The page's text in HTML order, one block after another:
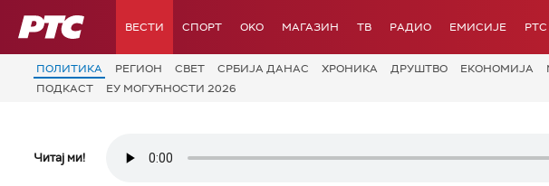
РТС ВЕСТИ СПОРТ OKO МАГАЗИН ТВ РАДИО ЕМИСИЈЕ РТС
ПОЛИТИКА РЕГИОН СВЕТ СРБИЈА ДАНАС ХРОНИКА ДРУШТВО ЕКОНОМИЈА
ПОДКАСТ
ЕУ МОГУЋНОСТИ 2026
Читај ми!